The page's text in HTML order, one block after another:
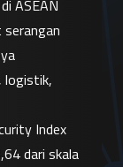
ASEAN
logistik,
Index
dari skala